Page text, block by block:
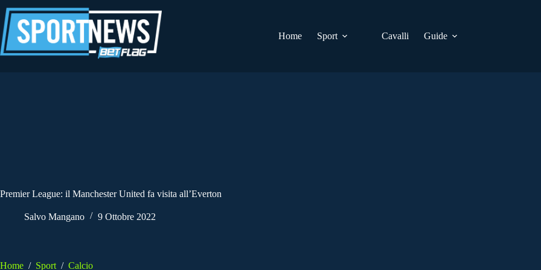
al
contenuto
Home
Sport Cavalli Guide
Premier League: il Manchester United fa visita all’Everton
Salvo Mangano 9 Ottobre 2022
Home / Sport / Calcio